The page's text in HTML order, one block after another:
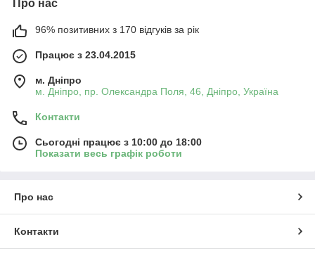
Про нас
96% позитивних з 170 відгуків за рік
Працює з 23.04.2015
м. Дніпро
м. Дніпро, пр. Олександра Поля, 46, Дніпро, Україна
Контакти
Сьогодні працює з 10:00 до 18:00
Показати весь графік роботи
Про нас
Контакти